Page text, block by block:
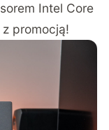
Intel Core
promocją!